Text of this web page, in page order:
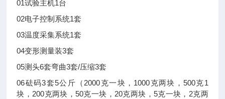
01试验主机1台
02电子控制系统1套
03温度采集系统1套
04变形测量装3套
05测头6套弯曲3套/压缩3套
06砝码3套5公斤（2000克一块，1000克两块，500克1
块，200克两块，50克一块，20克两块，5克一块，2克两